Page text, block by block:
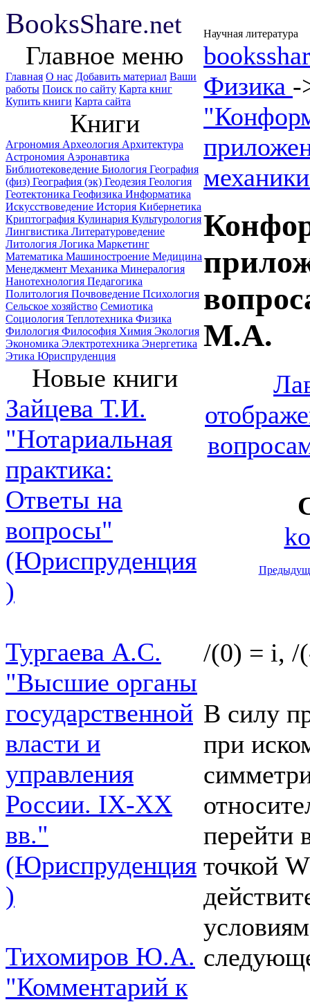
BooksShare.net Научная литература
Главное меню
Главная О нас Добавить материал Ваши
работы Поиск по сайту Карта книг
Купить книги Карта сайта
Книги
Агрономия Археология Архитектура
Астрономия Аэронавтика
Библиотековедение Биология География
(физ) География (эк) Геодезия Геология
Геотектоника Геофизика Информатика
Искусствоведение История Кибернетика
Криптография Кулинария Культурология
Лингвистика Литературоведение
Литология Логика Маркетинг
Математика Машиностроение Медицина
Менеджмент Механика Минералогия
Нанотехнология Педагогика
Политология Почвоведение Психология
Сельское хозяйство Семиотика
Социология Теплотехника Физика
Филология Философия Химия Экология
Экономика Электротехника Энергетика
Этика Юриспруденция
Новые книги
Зайцева Т.И.
"Нотариальная
практика:
Ответы на
вопросы"
(Юриспруденция
)
Тургаева А.С.
"Высшие органы
государственной
власти и
управления
России. IХ-ХХ
вв."
(Юриспруденция
)
Тихомиров Ю.А.
"Комментарий к
Физика -
М.А.
/(0) = i, /
В силу
при
перейти
точкой